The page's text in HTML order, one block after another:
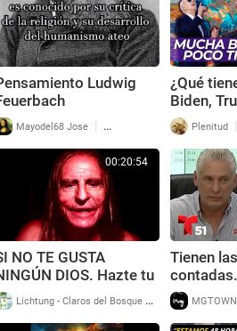
Ludwig
Mayodel68 Jose | 106 Reproducciones
¿Qué
Biden,
Plenitud |
00:20:54
NO TE GUSTA
DIOS. Hazte tu
Dios
Lichtung - Claros del Bosque | 210
Tienen
contadas.